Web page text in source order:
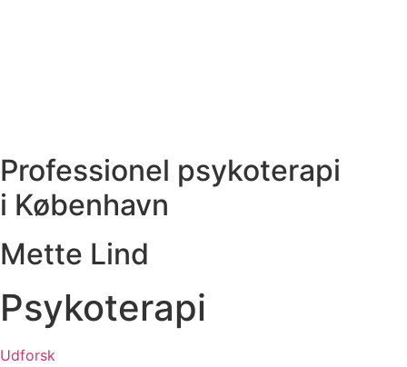
Professionel psykoterapi
i København
Mette Lind
Psykoterapi
Udforsk